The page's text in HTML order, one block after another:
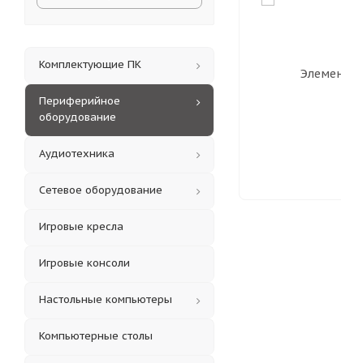
Комплектующие ПК
Периферийное
оборудование
Аудиотехника
Сетевое оборудование
Игровые кресла
Игровые консоли
Настольные компьютеры
Компьютерные столы